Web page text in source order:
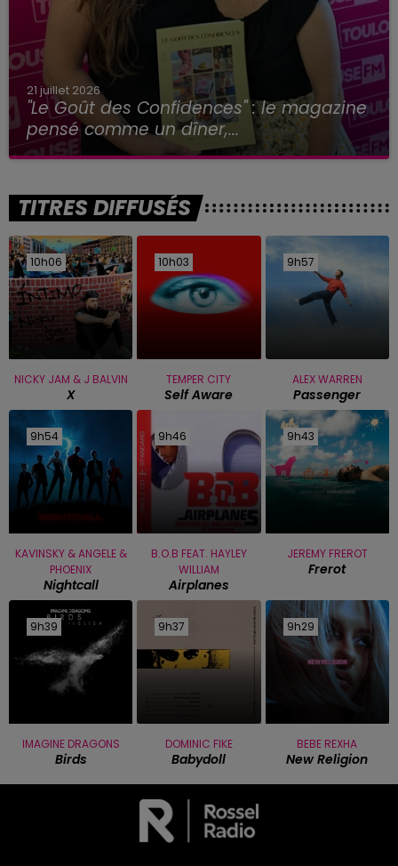
21 juillet 2026
"Le Goût des Confidences" : le magazine
pensé comme un dîner,...
TITRES DIFFUSÉS
10h06
10h06
NICKY JAM & J BALVIN
X
10h03
10h03
TEMPER CITY
Self Aware
9h57
9h57
ALEX WARREN
Passenger
9h54
9h54
KAVINSKY & ANGELE &
PHOENIX
Nightcall
9h46
9h46
B.O.B FEAT. HAYLEY
WILLIAM
Airplanes
9h43
9h43
JEREMY FREROT
Frerot
9h39
9h39
IMAGINE DRAGONS
Birds
9h37
9h37
DOMINIC FIKE
Babydoll
9h29
9h29
BEBE REXHA
New Religion